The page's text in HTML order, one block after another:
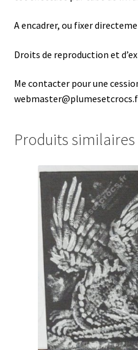
A encadrer, ou fixer
Droits de reproduction et
Me contacter pour une
Produits similaires